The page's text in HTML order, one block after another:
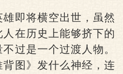
即将横空出世，虽然
在历史上能够挤下的
过是一个过渡人物。
图》发什么神经，连